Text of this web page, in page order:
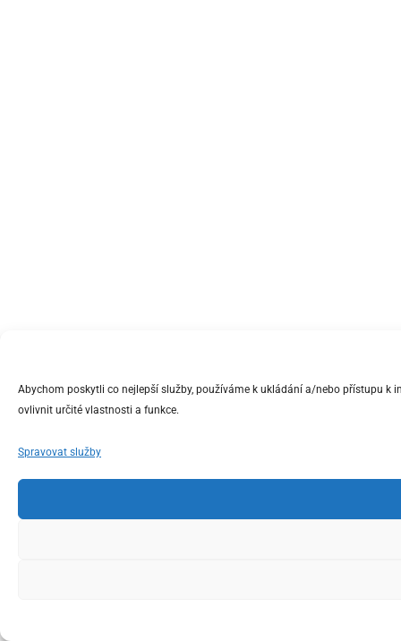
Abychom poskytli co nejlepší služby, používáme k ukládání a/nebo přístupu
ovlivnit určité vlastnosti a funkce.
Spravovat služby